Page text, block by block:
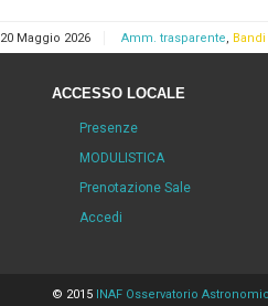
20 Maggio 2026 Amm. trasparente,
ACCESSO LOCALE
Presenze
MODULISTICA
Prenotazione Sale
Accedi
© 2015 INAF Osservatorio